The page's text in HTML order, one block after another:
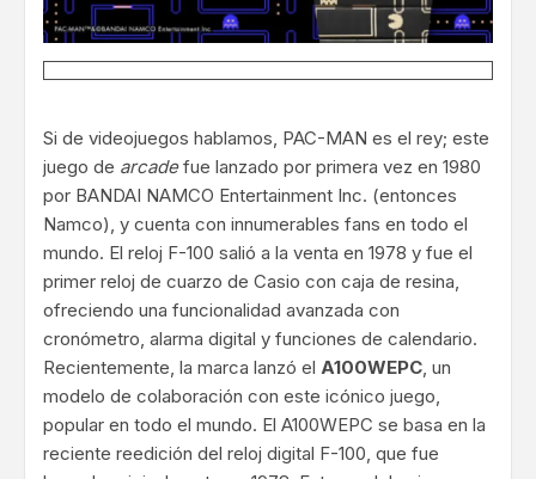
Si de videojuegos hablamos, PAC-MAN es el rey; este
juego de arcadefue lanzado por primera vez en 1980
por BANDAI NAMCO Entertainment Inc. (entonces
Namco), y cuenta con innumerables fans en todo el
mundo. El reloj F-100 salió a la venta en 1978 y fue el
primer reloj de cuarzo de Casio con caja de resina,
ofreciendo una funcionalidad avanzada con
cronómetro, alarma digital y funciones de calendario.
Recientemente, la marca lanzó el A100WEPC, un
modelo de colaboración con este icónico juego,
popular en todo el mundo. El A100WEPC se basa en la
reciente reedición del reloj digital F-100, que fue